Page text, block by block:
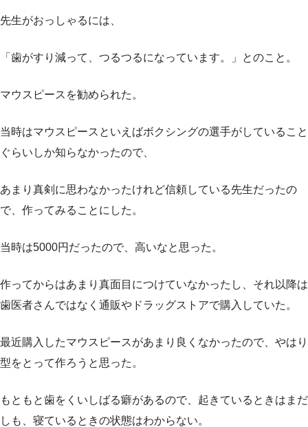
先生がおっしゃるには、
「歯がすり減って、つるつるになっています。」とのこと。
マウスピースを勧められた。
当時はマウスピースといえばボクシングの選手がしていること
ぐらいしか知らなかったので、
あまり真剣に思わなかったけれど信頼している先生だったの
で、作ってみることにした。
当時は5000円だったので、高いなと思った。
作ってからはあまり真面目につけていなかったし、それ以降は
歯医者さんではなく通販やドラッグストアで購入していた。
最近購入したマウスピースがあまり良くなかったので、やはり
型をとって作ろうと思った。
もともと歯をくいしばる癖があるので、起きているときはまだ
しも、寝ているときの状態はわからない。